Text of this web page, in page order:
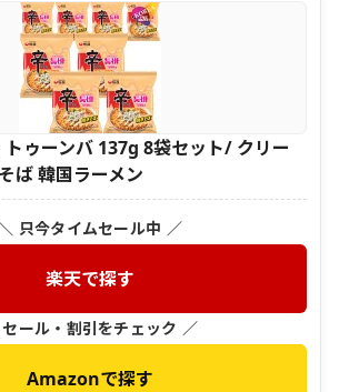
トゥーンバ 137g 8袋セット/ クリー
ば 韓国ラーメン
只今タイムセール中 ／
楽天で探す
ール・割引をチェック ／
Amazonで探す